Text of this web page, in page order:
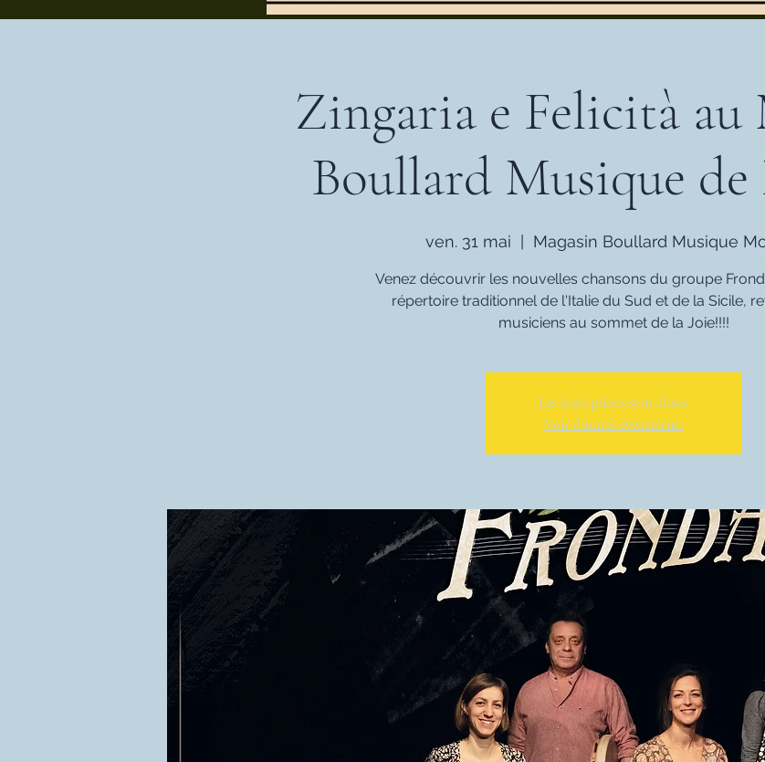
Zingaria e Felicità au
Boullard Musique de
ven. 31 mai Magasin Boullard Musique
Venez découvrir les nouvelles chansons du groupe
répertoire traditionnel de l'Italie du Sud et de la Sicile,
musiciens au sommet de la Joie!!!!
Les inscriptions sont closes
Voir d'autres événements